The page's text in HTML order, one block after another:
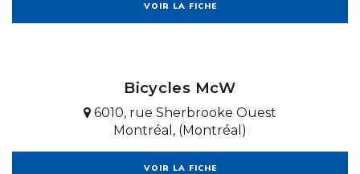
VOIR LA FICHE
Bicycles McW
6010, rue Sherbrooke Ouest
Montréal, (Montréal)
VOIR LA FICHE